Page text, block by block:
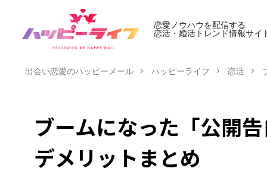
恋愛ノウハウを配信する
恋活・婚活トレンド情報サイ
出会い恋愛のハッピーメール ハッピーライフ 恋活
ブームになった「公開
デメリットまとめ